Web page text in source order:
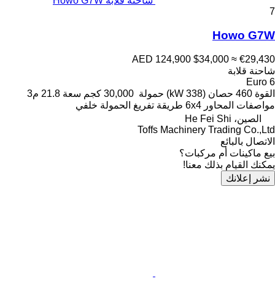
7
Howo G7W
AED 124,900 $34,000 ≈ €29,430
شاحنة قلابة
Euro 6
القوة 460 حصان (338 kW) حمولة 30,000 كجم سعة 21.8 م3
مواصفات المحاور 6x4 طريقة تفريغ الحمولة خلفي
الصين، He Fei Shi
Toffs Machinery Trading Co.,Ltd
الاتصال بالبائع
بيع ماكينات أم مركبات؟
يمكنك القيام بذلك معنا!
نشر إعلانك